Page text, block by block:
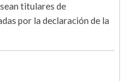
titulares de
por la declaración de la